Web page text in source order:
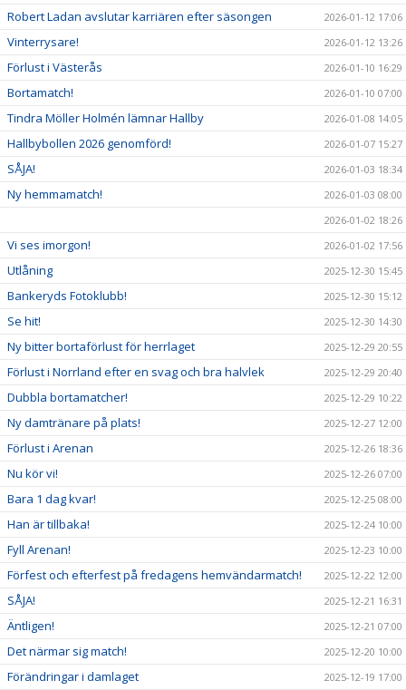
Robert Ladan avslutar karriären efter säsongen 2026-01-12 17:06
Vinterrysare! 2026-01-12 13:26
Förlust i Västerås 2026-01-10 16:29
Bortamatch! 2026-01-10 07:00
Tindra Möller Holmén lämnar Hallby 2026-01-08 14:05
Hallbybollen 2026 genomförd! 2026-01-07 15:27
SÅJA! 2026-01-03 18:34
Ny hemmamatch!
2026-01-03 08:00
2026-01-02 18:26
Vi ses imorgon! 2026-01-02 17:56
Utlåning 2025-12-30 15:45
Bankeryds Fotoklubb! 2025-12-30 15:12
Se hit! 2025-12-30 14:30
Ny bitter bortaförlust för herrlaget 2025-12-29 20:55
Förlust i Norrland efter en svag och bra halvlek 2025-12-29 20:40
Dubbla bortamatcher! 2025-12-29 10:22
Ny damtränare på plats! 2025-12-27 12:00
Förlust i Arenan 2025-12-26 18:36
Nu kör vi! 2025-12-26 07:00
Bara 1 dag kvar! 2025-12-25 08:00
Han är tillbaka! 2025-12-24 10:00
Fyll Arenan! 2025-12-23 10:00
Förfest och efterfest på fredagens hemvändarmatch! 2025-12-22 12:00
SÅJA! 2025-12-21 16:31
Äntligen! 2025-12-21 07:00
Det närmar sig match! 2025-12-20 10:00
Förändringar i damlaget 2025-12-19 17:00